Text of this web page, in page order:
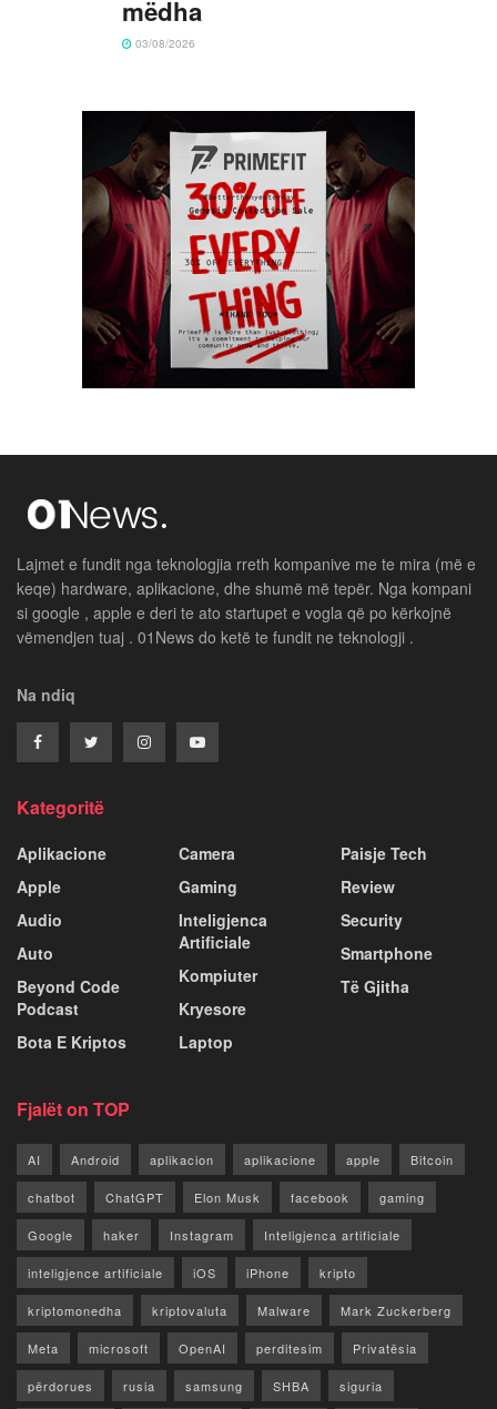
mëdha
03/08/2026
Lajmet e fundit nga teknologjia rreth kompanive me te mira (më e
keqe) hardware, aplikacione, dhe shumë më tepër. Nga kompani
si google , apple e deri te ato startupet e vogla që po kërkojnë
vëmendjen tuaj . 01News do ketë te fundit ne teknologji .
Na ndiq
Kategoritë
Aplikacione
Apple
Audio
Auto
Beyond Code
Podcast
Bota E Kriptos
Camera
Gaming
Inteligjenca
Artificiale
Kompiuter
Kryesore
Laptop
Paisje Tech
Review
Security
Smartphone
Të Gjitha
Fjalët on TOP
AI Android aplikacion aplikacione apple Bitcoin
chatbot ChatGPT Elon Musk facebook gaming
Google haker Instagram Inteligjenca artificiale
inteligjence artificiale iOS iPhone kripto
kriptomonedha kriptovaluta Malware Mark Zuckerberg
Meta microsoft OpenAI perditesim Privatësia
përdorues rusia samsung SHBA siguria